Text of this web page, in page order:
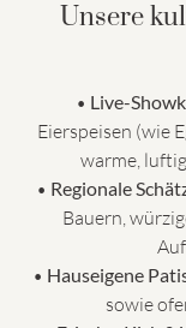
Unsere
• Live-
Eierspeisen (wie
warme,
• Regionale
Bauern,
• Hauseigene
sowie